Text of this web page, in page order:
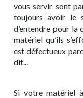
vous servir sont
toujours avoir le
d’entendre pour la
matériel qu’ils
est défectueux
dit...
Si votre matériel